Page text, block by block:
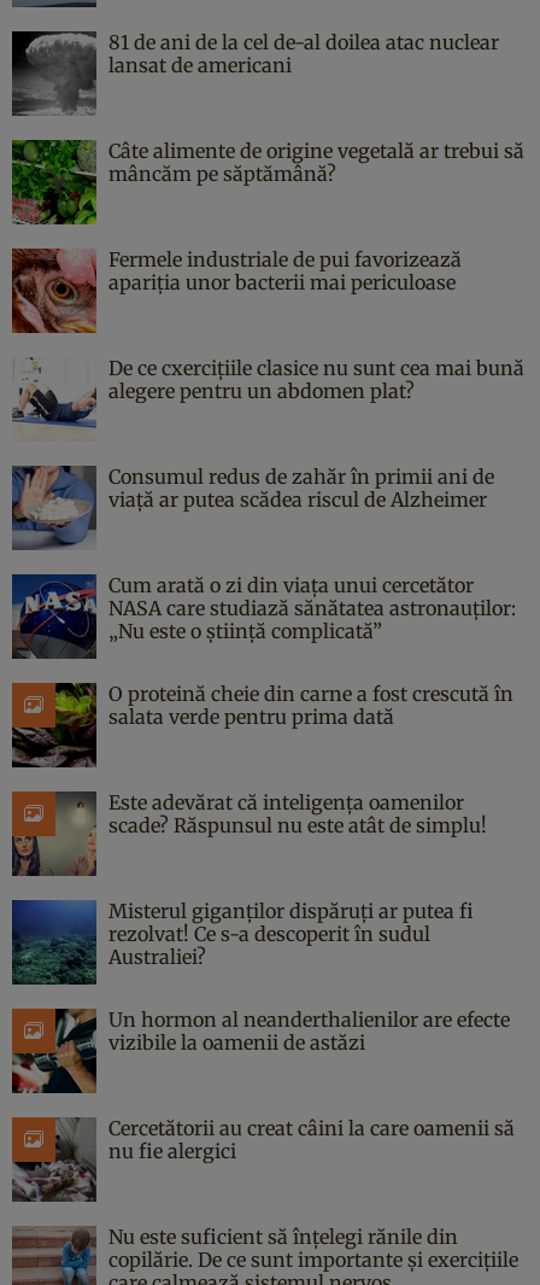
81 de ani de la cel de-al doilea atac nuclear
lansat de americani
Câte alimente de origine vegetală ar trebui să
mâncăm pe săptămână?
Fermele industriale de pui favorizează
apariția unor bacterii mai periculoase
De ce cxercițiile clasice nu sunt cea mai bună
alegere pentru un abdomen plat?
Consumul redus de zahăr în primii ani de
viață ar putea scădea riscul de Alzheimer
Cum arată o zi din viața unui cercetător
NASA care studiază sănătatea astronauților:
„Nu este o știință complicată”
O proteină cheie din carne a fost crescută în
salata verde pentru prima dată
Este adevărat că inteligența oamenilor
scade? Răspunsul nu este atât de simplu!
Misterul giganților dispăruți ar putea fi
rezolvat! Ce s-a descoperit în sudul
Australiei?
Un hormon al neanderthalienilor are efecte
vizibile la oamenii de astăzi
Cercetătorii au creat câini la care oamenii să
nu fie alergici
Nu este suficient să înțelegi rănile din
copilărie. De ce sunt importante și exercițiile